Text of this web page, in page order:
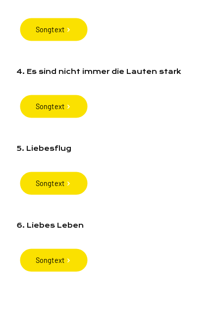
Songtext
4. Es sind nicht immer die Lauten stark
Songtext
5. Liebesflug
Songtext
6. Liebes Leben
Songtext